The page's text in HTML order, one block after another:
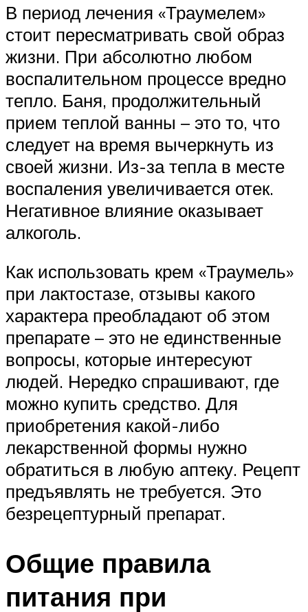
В период лечения «Траумелем»
стоит пересматривать свой образ
жизни. При абсолютно любом
воспалительном процессе вредно
тепло. Баня, продолжительный
прием теплой ванны – это то, что
следует на время вычеркнуть из
своей жизни. Из-за тепла в месте
воспаления увеличивается отек.
Негативное влияние оказывает
алкоголь.
Как использовать крем «Траумель»
при лактостазе, отзывы какого
характера преобладают об этом
препарате – это не единственные
вопросы, которые интересуют
людей. Нередко спрашивают, где
можно купить средство. Для
приобретения какой-либо
лекарственной формы нужно
обратиться в любую аптеку. Рецепт
предъявлять не требуется. Это
безрецептурный препарат.
Общие правила
питания при